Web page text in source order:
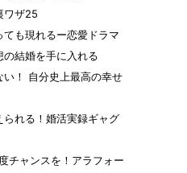
ワザ25
も現れるー恋愛ドラマ
結婚を手に入れる
い！ 自分史上最高の幸せ
れる！婚活実録ギャグ
チャンスを！アラフォー